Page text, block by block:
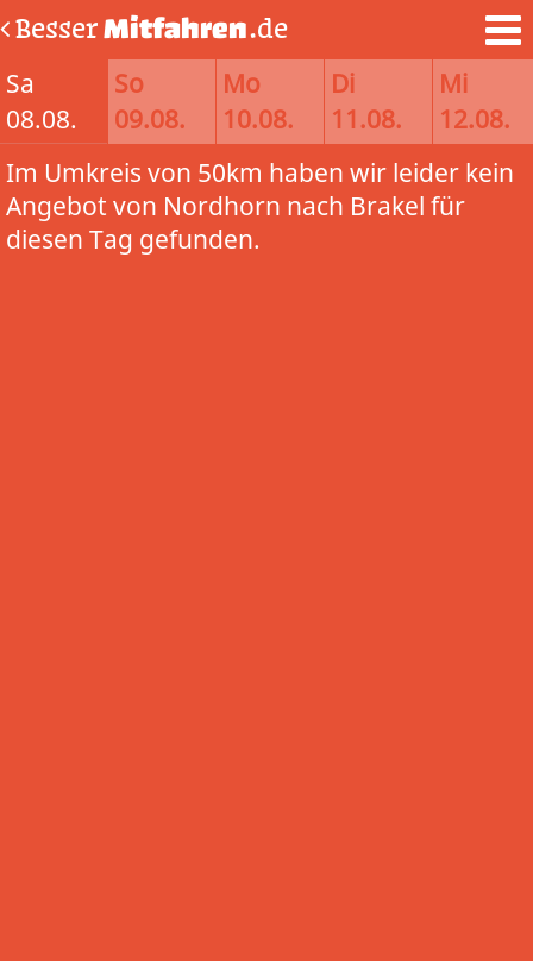
BesserMitfahren.de
Sa
08.08.
So
09.08.
Mo
10.08.
Di
11.08.
Mi
12.08.
Im Umkreis von 50km haben wir leider kein
Angebot von Nordhorn nach Brakel für
diesen Tag gefunden.